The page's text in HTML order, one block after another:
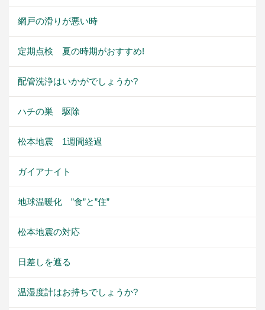
網戸の滑りが悪い時
定期点検 夏の時期がおすすめ!
配管洗浄はいかがでしょうか?
ハチの巣 駆除
松本地震 1週間経過
ガイアナイト
地球温暖化 ”食”と”住”
松本地震の対応
日差しを遮る
温湿度計はお持ちでしょうか?